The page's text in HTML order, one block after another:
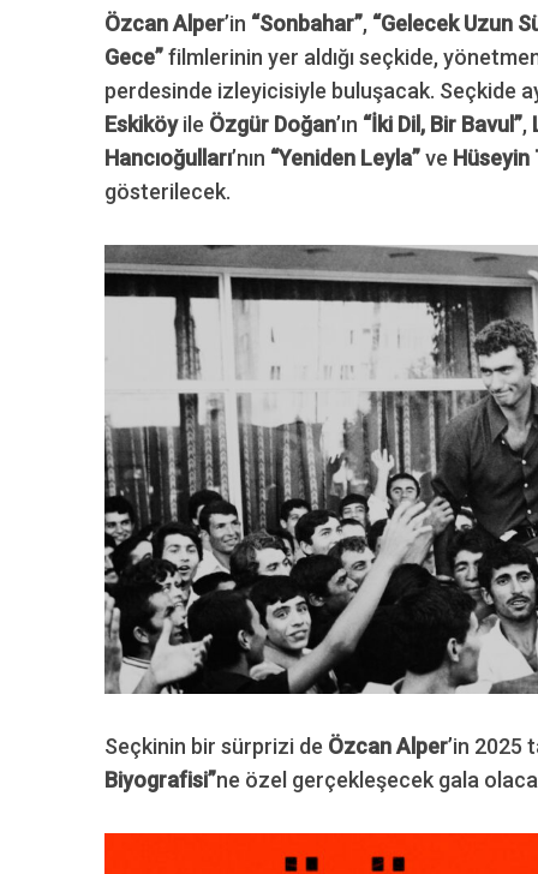
Özcan Alper’in “Sonbahar”, “Gelecek Uzun
Gece”filmlerinin yer aldığı seçkide,
perdesinde izleyicisiyle buluşacak. Seçkide
Eskiköyile Özgür Doğan’ın “İki Dil, Bir Bavul”,
Hancıoğulları’nın “Yeniden Leyla”ve Hüseyin
gösterilecek.
Seçkinin bir sürprizi de Özcan Alper’in 2025
Biyografisi”ne özel gerçekleşecek gala